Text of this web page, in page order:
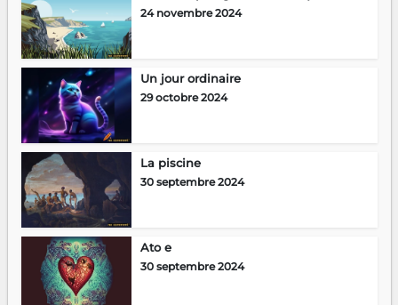
24 novembre 2024
Un jour ordinaire
29 octobre 2024
La piscine
30 septembre 2024
Ato e
30 septembre 2024